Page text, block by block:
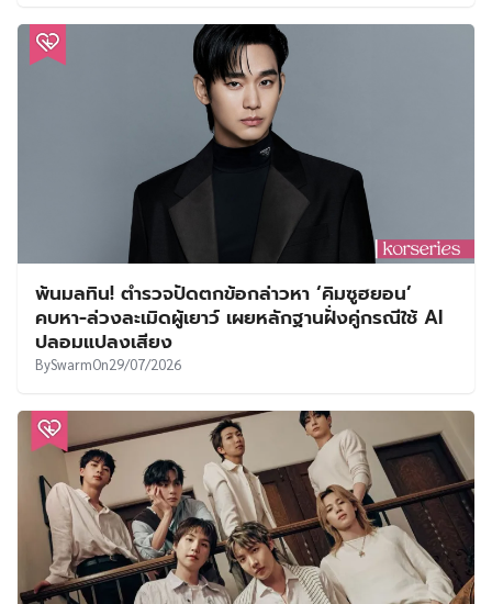
พ้นมลทิน! ตำรวจปัดตกข้อกล่าวหา ‘คิมซูฮยอน’
คบหา-ล่วงละเมิดผู้เยาว์ เผยหลักฐานฝั่งคู่กรณีใช้ AI
ปลอมแปลงเสียง
BySwarmOn29/07/2026